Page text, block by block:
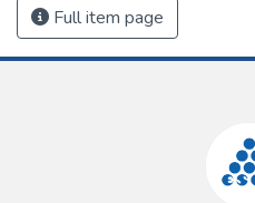
Full item page